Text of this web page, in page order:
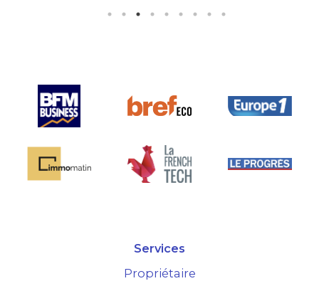
Services
Propriétaire